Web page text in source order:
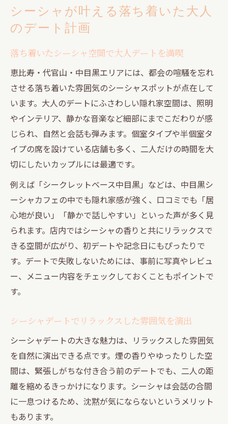
シーシャが叶える落ち着いた大人
のデート計画
落ち着いたシーシャ空間で大人デートを満喫
恵比寿・代官山・中目黒エリアには、都会の喧騒を忘れ
させる落ち着いた雰囲気のシーシャスポットが点在して
います。大人のデートにふさわしい隠れ家空間は、照明
やインテリア、静かな音楽など細部にまでこだわりが感
じられ、自然と会話も弾みます。個室タイプや半個室タ
イプの席を設けている店舗も多く、二人だけの時間を大
切にしたいカップルには最適です。
例えば「シークレットベース中目黒」などは、中目黒シ
ーシャカフェの中でも隠れ家感が強く、口コミでも「居
心地が良い」「静かで話しやすい」といった声が多く見
られます。店内ではシーシャの香りと共にリラックスで
きる空間が広がり、初デートや記念日にもぴったりで
す。デートで失敗しないためには、事前に写真やレビュ
ー、メニュー内容をチェックしておくこともポイントで
す。
シーシャデートでリラックスした雰囲気を演出
シーシャデートの大きな魅力は、リラックスした雰囲気
を自然に演出できる点です。煙の香りやゆったりした空
間は、緊張しがちな付き合う前のデートでも、二人の距
離を縮めるきっかけになります。シーシャは会話の合間
に一息つけるため、沈黙が気にならないというメリット
もあります。